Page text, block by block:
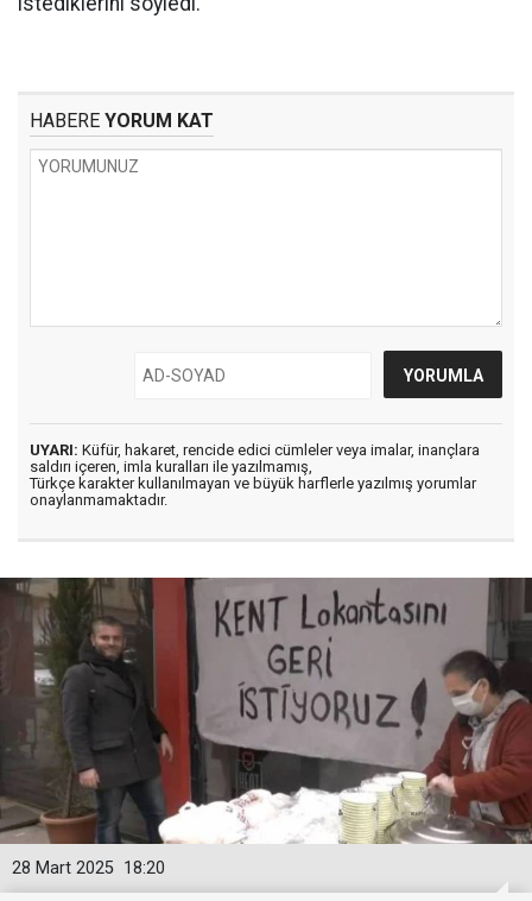
HABERE YORUM KAT
UYARI: Küfür, hakaret, rencide edici cümleler veya imalar, inançlara
saldırı içeren, imla kuralları ile yazılmamış,
Türkçe karakter kullanılmayan ve büyük harflerle yazılmış yorumlar
onaylanmamaktadır.
18:20
28 Mart 2025